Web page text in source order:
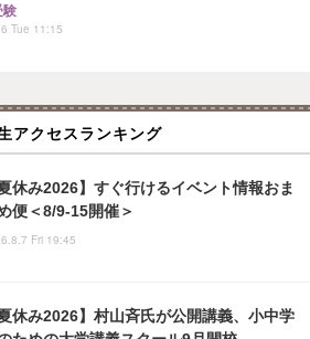
験
Tue 11:15
アクセスランキング
夏休み2026】すぐ行けるイベント情報おま
便＜8/9-15開催＞
Fri 19:45
夏休み2026】村山斉氏が公開講義、小中学